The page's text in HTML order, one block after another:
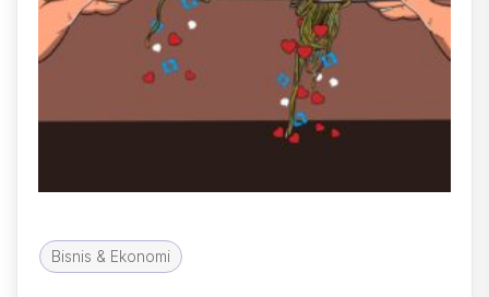
Bisnis & Ekonomi